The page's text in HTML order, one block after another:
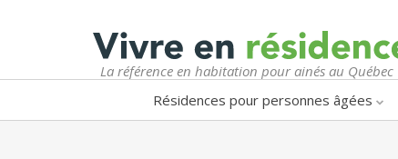
La référence en habitation pour ainés au Québec
Résidences pour personnes âgées